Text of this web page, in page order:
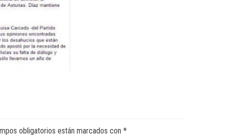
obligatorios están marcados con *